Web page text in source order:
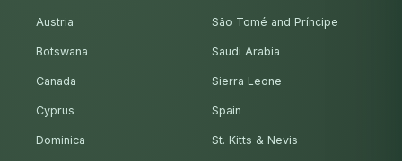
Austria
Botswana
Canada
Cyprus
Dominica
São Tomé and Príncipe
Saudi Arabia
Sierra Leone
Spain
St. Kitts & Nevis